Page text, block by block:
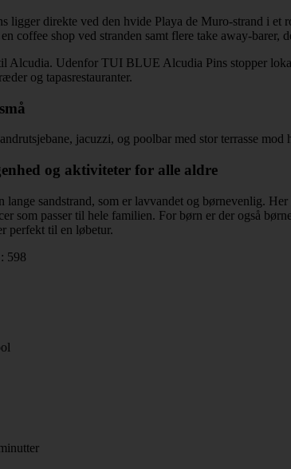
direkte ved den hvide Playa de Muro-strand i et
coffee shop ved stranden samt flere take away-barer,
Alcudia. Udenfor TUI BLUE Alcudia Pins stopper
og tapasrestauranter.
jacuzzi, og poolbar med stor terrasse
og aktiviteter for alle aldre
lange sandstrand, som er lavvandet og børnevenlig.
som passer til hele familien. For børn er der også
perfekt til en løbetur.
598